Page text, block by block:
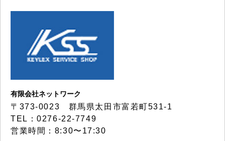
有限会社ネットワーク
〒373-0023 群馬県太田市富若町531-1
TEL：0276-22-7749
営業時間：8:30〜17:30